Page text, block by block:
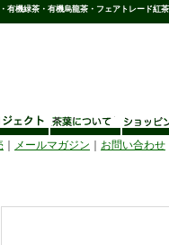
機緑茶・有機烏龍茶・フェアトレード紅
メールマガジン お問い合わせ